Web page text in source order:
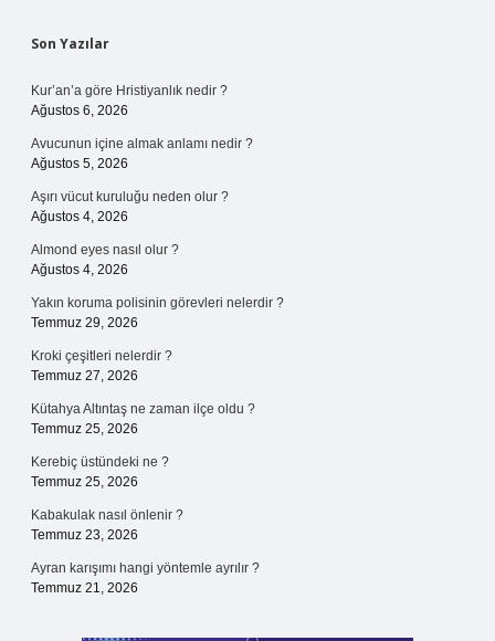
Sidebar
Son Yazılar
Kur’an’a göre Hristiyanlık nedir ?
Ağustos 6, 2026
Avucunun içine almak anlamı nedir ?
Ağustos 5, 2026
Aşırı vücut kuruluğu neden olur ?
Ağustos 4, 2026
Almond eyes nasıl olur ?
Ağustos 4, 2026
Yakın koruma polisinin görevleri nelerdir ?
Temmuz 29, 2026
Kroki çeşitleri nelerdir ?
Temmuz 27, 2026
Kütahya Altıntaş ne zaman ilçe oldu ?
Temmuz 25, 2026
Kerebiç üstündeki ne ?
Temmuz 25, 2026
Kabakulak nasıl önlenir ?
Temmuz 23, 2026
Ayran karışımı hangi yöntemle ayrılır ?
Temmuz 21, 2026